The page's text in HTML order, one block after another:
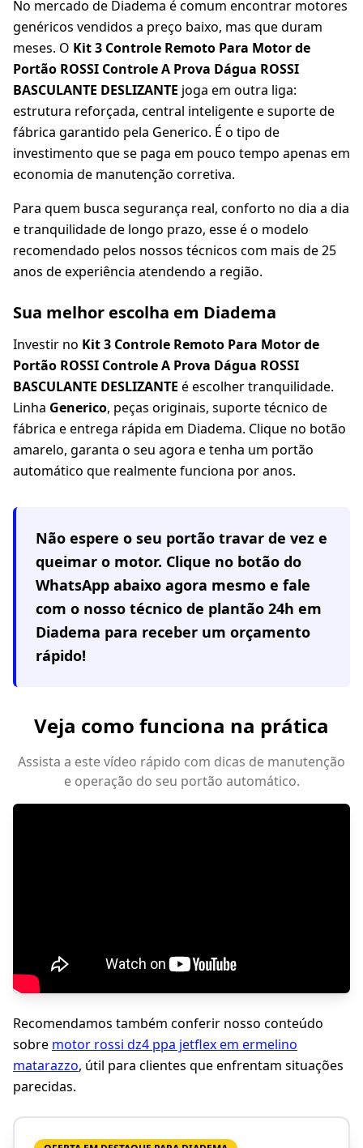
No mercado de Diadema é comum encontrar motores
genéricos vendidos a preço baixo, mas que duram
meses. O Kit 3 Controle Remoto Para Motor de
Portão ROSSI Controle A Prova Dágua ROSSI
BASCULANTE DESLIZANTE joga em outra liga:
estrutura reforçada, central inteligente e suporte de
fábrica garantido pela Generico. É o tipo de
investimento que se paga em pouco tempo apenas em
economia de manutenção corretiva.
Para quem busca segurança real, conforto no dia a dia
e tranquilidade de longo prazo, esse é o modelo
recomendado pelos nossos técnicos com mais de 25
anos de experiência atendendo a região.
Sua melhor escolha em Diadema
Investir no Kit 3 Controle Remoto Para Motor de
Portão ROSSI Controle A Prova Dágua ROSSI
BASCULANTE DESLIZANTE é escolher tranquilidade.
Linha Generico, peças originais, suporte técnico de
fábrica e entrega rápida em Diadema. Clique no botão
amarelo, garanta o seu agora e tenha um portão
automático que realmente funciona por anos.
Não espere o seu portão travar de vez e
queimar o motor. Clique no botão do
WhatsApp abaixo agora mesmo e fale
com o nosso técnico de plantão 24h em
Diadema para receber um orçamento
rápido!
Veja como funciona na prática
Assista a este vídeo rápido com dicas de manutenção
e operação do seu portão automático.
Recomendamos também conferir nosso conteúdo
sobre motor rossi dz4 ppa jetflex em ermelino
matarazzo, útil para clientes que enfrentam situações
parecidas.